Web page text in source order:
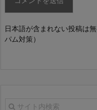
日本語が含まれない投稿は
パム対策）